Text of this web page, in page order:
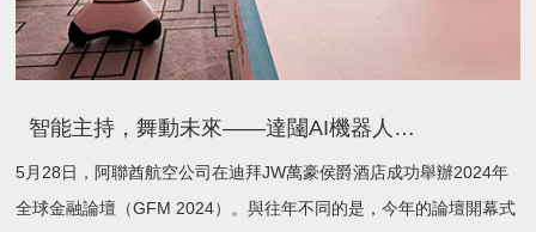
智能主持，舞動未來——達闥AI機器人主持阿聯酋航空全球金融論壇
5月28日，阿聯酋航空公司在迪拜JW萬豪侯爵酒店成功舉辦2024年
全球金融論壇（GFM 2024）。與往年不同的是，今年的論壇開幕式